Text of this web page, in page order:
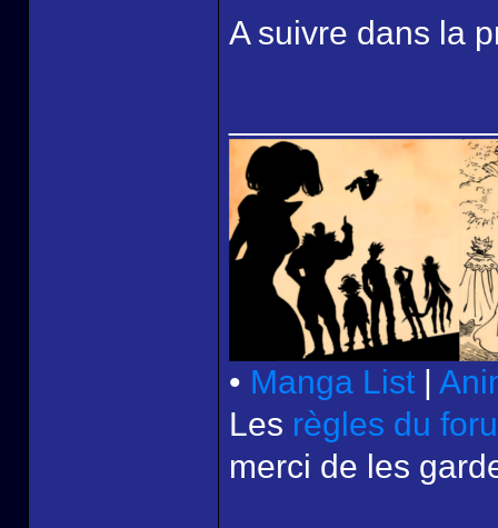
A suivre dans la
• Manga List |
Les règles du
merci de les